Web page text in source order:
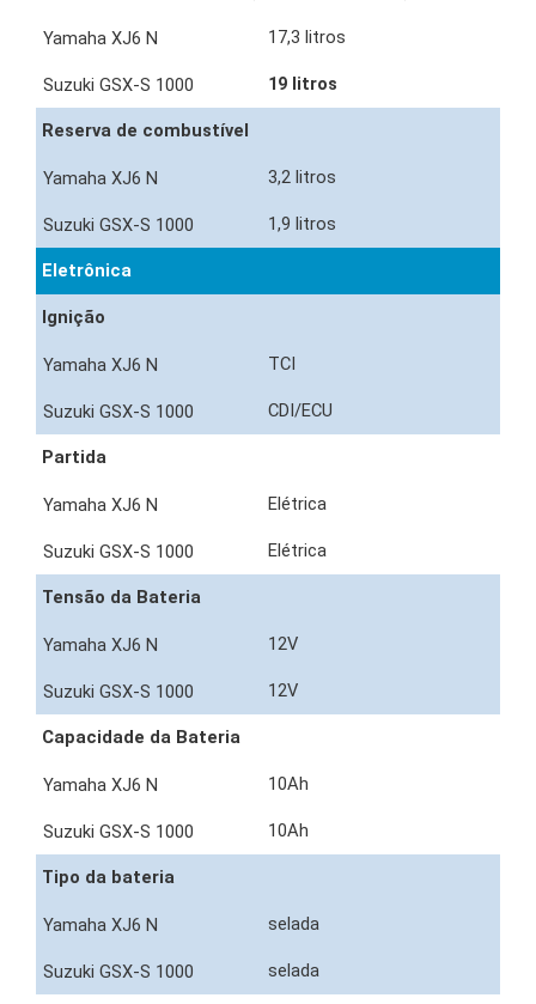
17,3 litros
19 litros
Reserva de combustível
3,2 litros
1,9 litros
Eletrônica
Ignição
TCI
CDI/ECU
Partida
Elétrica
Elétrica
Tensão da Bateria
12V
12V
Capacidade da Bateria
10Ah
10Ah
Tipo da bateria
selada
selada